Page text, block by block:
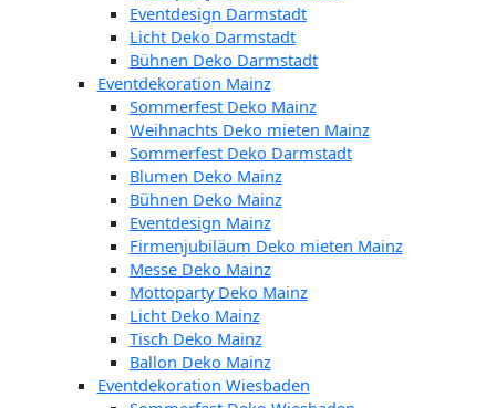
Eventdesign Darmstadt
Licht Deko Darmstadt
Bühnen Deko Darmstadt
Eventdekoration Mainz
Sommerfest Deko Mainz
Weihnachts Deko mieten Mainz
Sommerfest Deko Darmstadt
Blumen Deko Mainz
Bühnen Deko Mainz
Eventdesign Mainz
Firmenjubiläum Deko mieten Mainz
Messe Deko Mainz
Mottoparty Deko Mainz
Licht Deko Mainz
Tisch Deko Mainz
Ballon Deko Mainz
Eventdekoration Wiesbaden